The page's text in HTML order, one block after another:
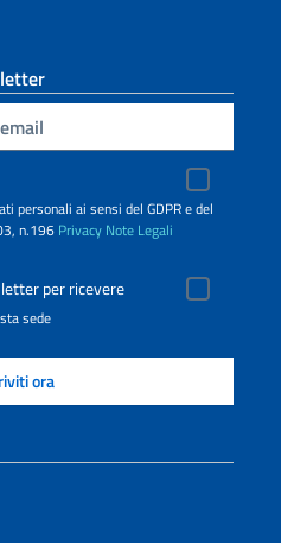
personali ai sensi del GDPR e del
n.196 Privacy Note Legali
per ricevere
sede